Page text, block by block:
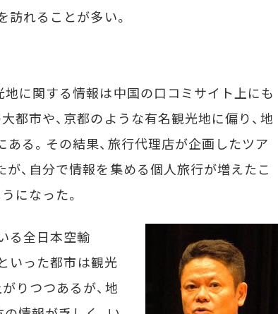
訪れることが多い。
に関する情報は中国の口コミサイト上にも
都市や、京都のような有名観光地に偏り、地
る。その結果、旅行代理店が企画したツア
、自分で情報を集める個人旅行が増えたこ
になった。
る全日本空輸
いった都市は観光
りつつあるが、地